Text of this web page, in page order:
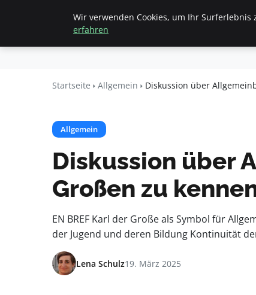
Beyond
Startseite
Startseite Allgemein Diskussion über
Allgemein
Diskussion über
Großen zu
EN BREF Karl der Große als Symbol für
der Jugend und deren Bildung Kontinuität
Lena Schulz19. März 2025
Wir verwenden Cookies, um Ihr
erfahren